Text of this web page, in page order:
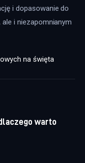
i dopasowanie do
ale i niezapomnianym
na święta
warto